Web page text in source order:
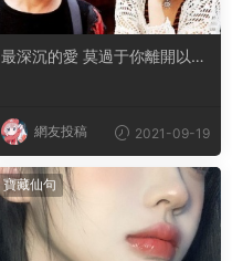
最深沉的愛 莫過于你離開以後
網友投稿 2021-09-19
寶藏仙句